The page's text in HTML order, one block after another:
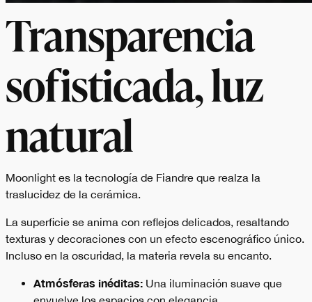
Transparencia
sofisticada, luz
natural
Moonlight es la tecnología de Fiandre que realza la
traslucidez de la cerámica.
La superficie se anima con reflejos delicados, resaltando
texturas y decoraciones con un efecto escenográfico único.
Incluso en la oscuridad, la materia revela su encanto.
Atmósferas inéditas: Una iluminación suave que